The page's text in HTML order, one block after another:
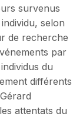
survenus
selon
de recherche
par
du
différents
attentats du